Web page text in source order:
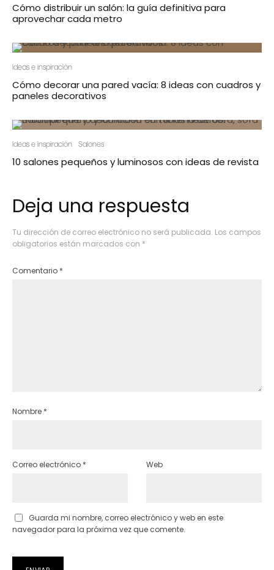
Cómo distribuir un salón: la guía definitiva para
aprovechar cada metro
Ideas e inspiración
Cómo decorar una pared vacía: 8 ideas con cuadros y
paneles decorativos
Ideas e inspiración Salones
10 salones pequeños y luminosos con ideas de revista
Deja una respuesta
Tu dirección de correo electrónico no será publicada. Los campos
obligatorios están marcados con *
Comentario *
Nombre *
Correo electrónico * Web
Guarda mi nombre, correo electrónico y web en este
navegador para la próxima vez que comente.